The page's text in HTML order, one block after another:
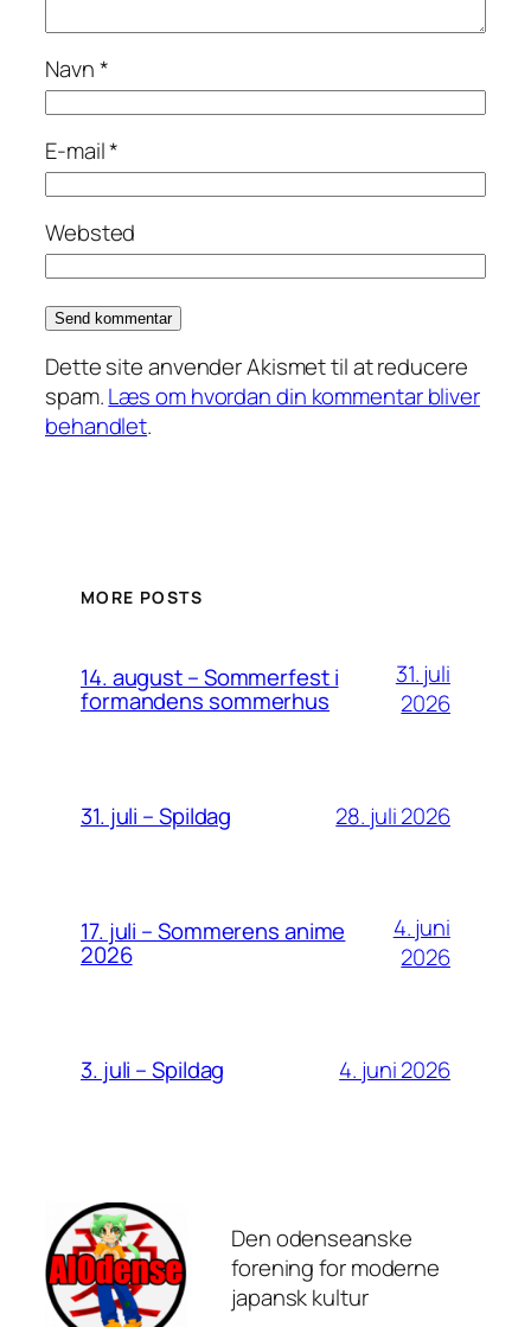
Navn*
E-mail*
Websted
Dette site anvender Akismet til at reducere
spam.Læs om hvordan din kommentar bliver
behandlet.
MORE POSTS
14. august – Sommerfest i
formandens sommerhus
31. juli
2026
31. juli – Spildag 28. juli 2026
17. juli – Sommerens anime
2026
4. juni
2026
3. juli – Spildag 4. juni 2026
Den odenseanske
forening for moderne
japansk kultur